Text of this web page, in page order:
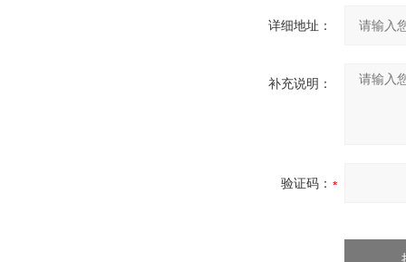
详细地址：
补充说明：
验证码：